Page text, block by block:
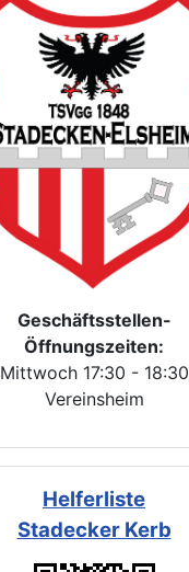
Geschäftsstellen-
Öffnungszeiten:
Mittwoch 17:30 - 18:30
Vereinsheim
Helferliste
Stadecker Kerb